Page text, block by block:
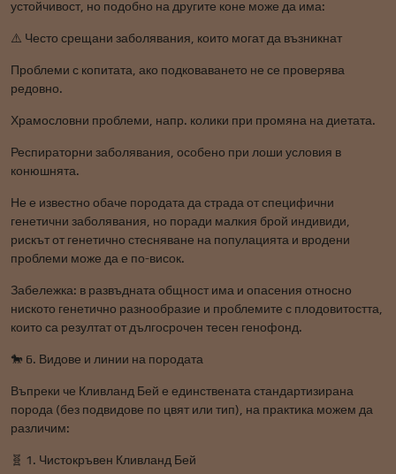
устойчивост, но подобно на другите коне може да има:
⚠️ Често срещани заболявания, които могат да възникнат
Проблеми с копитата, ако подковаването не се проверява
редовно.
Храмословни проблеми, напр. колики при промяна на диетата.
Респираторни заболявания, особено при лоши условия в
конюшнята.
Не е известно обаче породата да страда от специфични
генетични заболявания, но поради малкия брой индивиди,
рискът от генетично стесняване на популацията и вродени
проблеми може да е по-висок.
Забележка: в развъдната общност има и опасения относно
ниското генетично разнообразие и проблемите с плодовитостта,
които са резултат от дългосрочен тесен генофонд.
🐎 6. Видове и линии на породата
Въпреки че Кливланд Бей е единствената стандартизирана
порода (без подвидове по цвят или тип), на практика можем да
различим:
🧬 1. Чистокръвен Кливланд Бей